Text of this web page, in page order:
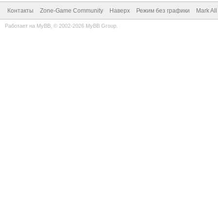
Контакты Zone-Game Community Наверх Режим без графики Mark
Работает на MyBB , © 2002-2026 MyBB Group